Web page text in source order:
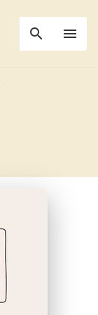
search menu